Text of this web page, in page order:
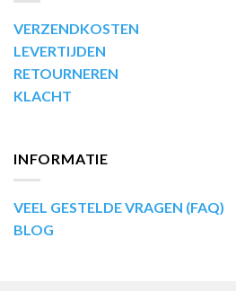
VERZENDKOSTEN
LEVERTIJDEN
RETOURNEREN
KLACHT
INFORMATIE
VEEL GESTELDE VRAGEN (FAQ)
BLOG